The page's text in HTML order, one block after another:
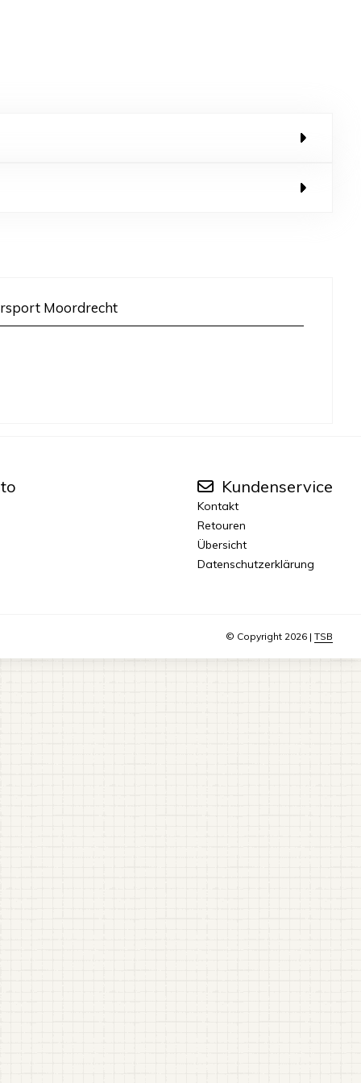
Moordrecht
Kundenservice
Kontakt
Retouren
Übersicht
Datenschutzerklärung
© Copyright 2026 | TSB